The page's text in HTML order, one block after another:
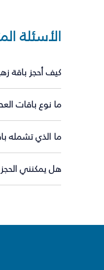
الأسئلة
كيف أحجز باقة
ما نوع باقات
ما الذي تشمله
هل يمكنني